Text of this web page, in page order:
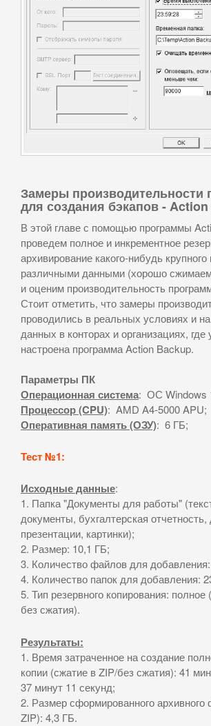
Замеры производительности
для создания бэкапов -
В этой главе с помощью программы
проведем полное и инкрементное
архивирование какого-нибудь крупного
различными данными (хорошо
и оценим производительность
Стоит отметить, что замеры
проводились в реальных условиях и
данных в конторах и организациях, где
настроена программа Action Backup.
Параметры ПК
Операционная система: ОС Windows
Процессор (CPU): AMD A4-5000 APU;
Оперативная память (ОЗУ): 6 ГБ;
Тест №1:
Исходные данные:
1. Папка "Документы для работы"
документы, бухгалтерская
презентации, картинки);
2. Размер: 10,1 ГБ;
3. Количество файлов для
4. Количество папок для добавления:
5. Тип резервного копирования:
без сжатия).
Результаты:
1. Время затраченное на создание
копии (сжатие в ZIP/без сжатия): 41
37 минут 11 секунд;
2. Размер сформированного
ZIP): 4,3 ГБ.